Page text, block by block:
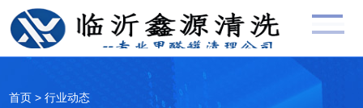
首页 >行业动态